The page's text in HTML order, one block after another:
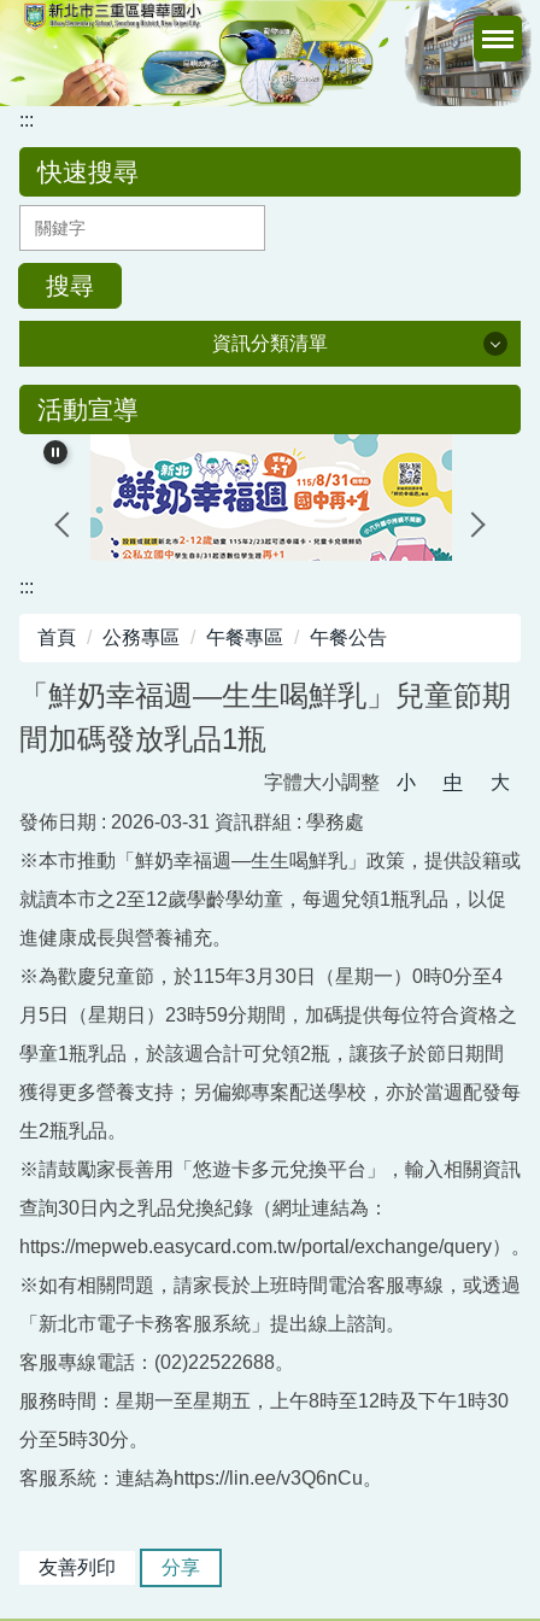
跳
到
主
要
區
:::
快速搜尋
搜尋
資訊分類清單
公務專區
校務行政
公告訊息
資訊中心
活動宣導
:::
首頁 公務專區 午餐專區 午餐公告
「鮮奶幸福週—生生喝鮮乳」兒童節期
間加碼發放乳品1瓶
字體大小調整 小 中
大
發佈日期 : 2026-03-31 資訊群組 : 學務處
※本市推動「鮮奶幸福週—生生喝鮮乳」政策，提供設籍或
就讀本市之2至12歲學齡學幼童，每週兌領1瓶乳品，以促
進健康成長與營養補充。
※為歡慶兒童節，於115年3月30日（星期一）0時0分至4
月5日（星期日）23時59分期間，加碼提供每位符合資格之
學童1瓶乳品，於該週合計可兌領2瓶，讓孩子於節日期間
獲得更多營養支持；另偏鄉專案配送學校，亦於當週配發每
生2瓶乳品。
※請鼓勵家長善用「悠遊卡多元兌換平台」，輸入相關資訊
查詢30日內之乳品兌換紀錄（網址連結為：
https://mepweb.easycard.com.tw/portal/exchange/query）。
※如有相關問題，請家長於上班時間電洽客服專線，或透過
「新北市電子卡務客服系統」提出線上諮詢。
客服專線電話：(02)22522688。
服務時間：星期一至星期五，上午8時至12時及下午1時30
分至5時30分。
客服系統：連結為https://lin.ee/v3Q6nCu。
友善列印 分享